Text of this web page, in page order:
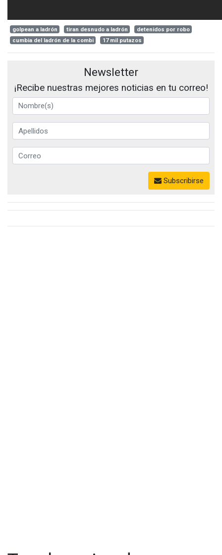
golpean a ladrón tiran desnudo a ladrón
detenidos por robo
cumbia del ladrón de la combi
17 mil putazos
Newsletter
¡Recibe nuestras mejores noticias en tu correo!
Subscribirse